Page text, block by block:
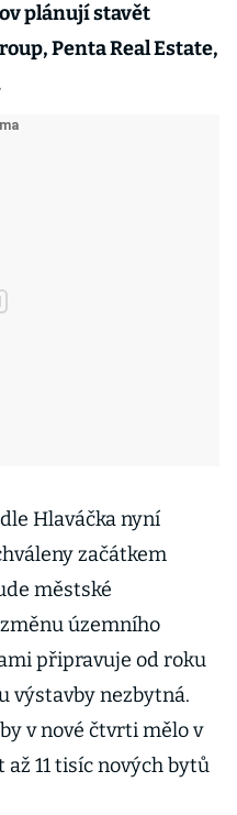
plánují stavět
Penta Real Estate,
Hlaváčka nyní
začátkem
městské
územního
připravuje od roku
výstavby nezbytná.
v nové čtvrti mělo v
11 tisíc nových bytů